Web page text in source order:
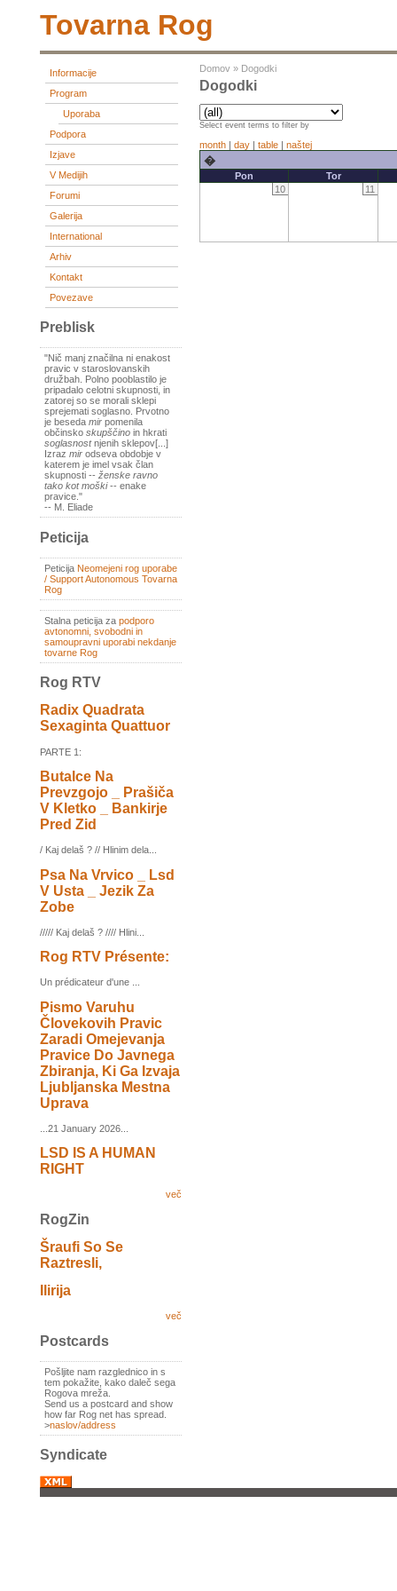
Tovarna Rog
Informacije
Program
Uporaba
Podpora
Izjave
V Medijih
Forumi
Galerija
International
Arhiv
Kontakt
Povezave
Preblisk
"Nič manj značilna ni enakost
pravic v staroslovanskih
družbah. Polno pooblastilo je
pripadalo celotni skupnosti, in
zatorej so se morali sklepi
sprejemati soglasno. Prvotno
je beseda mir pomenila
občinsko skupščino in hkrati
soglasnostnjenih sklepov[...]
Izraz mir odseva obdobje v
katerem je imel vsak član
skupnosti -- ženske ravno
tako kot moški-- enake
pravice."
-- M. Eliade
Peticija
Peticija Neomejeni rog uporabe
/ Support Autonomous Tovarna
Rog
Stalna peticija za podporo
avtonomni, svobodni in
samoupravni uporabi nekdanje
tovarne Rog
Rog RTV
Radix Quadrata
Sexaginta Quattuor
PARTE 1:
Butalce Na
Prevzgojo _ Prašiča
V Kletko _ Bankirje
Pred Zid
/ Kaj delaš ? // Hlinim dela...
Psa Na Vrvico _ Lsd
V Usta _ Jezik Za
Zobe
///// Kaj delaš ? //// Hlini...
Rog RTV Présente:
Un prédicateur d'une ...
Pismo Varuhu
Človekovih Pravic
Zaradi Omejevanja
Pravice Do Javnega
Zbiranja, Ki Ga Izvaja
Ljubljanska Mestna
Uprava
...21 January 2026...
LSD IS A HUMAN
RIGHT
več
RogZin
Šraufi So Se
Raztresli,
Ilirija
več
Postcards
Pošljite nam razglednico in s
tem pokažite, kako daleč sega
Rogova mreža.
Send us a postcard and show
how far Rog net has spread.
>naslov/address
Syndicate
Domov » Dogodki
Dogodki
Select event terms to filter by
month | day | table | naštej
�
Pon
Tor
10
11